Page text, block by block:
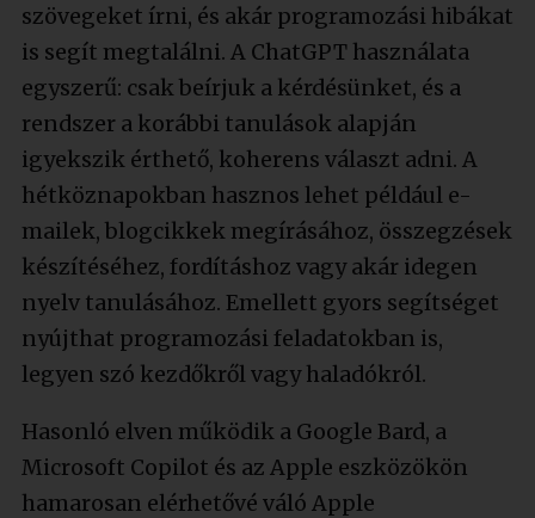
szövegeket írni, és akár programozási hibákat
is segít megtalálni. A ChatGPT használata
egyszerű: csak beírjuk a kérdésünket, és a
rendszer a korábbi tanulások alapján
igyekszik érthető, koherens választ adni. A
hétköznapokban hasznos lehet például e-
mailek, blogcikkek megírásához, összegzések
készítéséhez, fordításhoz vagy akár idegen
nyelv tanulásához. Emellett gyors segítséget
nyújthat programozási feladatokban is,
legyen szó kezdőkről vagy haladókról.
Hasonló elven működik a Google Bard, a
Microsoft Copilot és az Apple eszközökön
hamarosan elérhetővé váló Apple